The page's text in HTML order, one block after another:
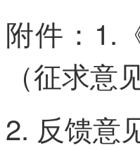
附件：1.
（征求意
2. 反馈意